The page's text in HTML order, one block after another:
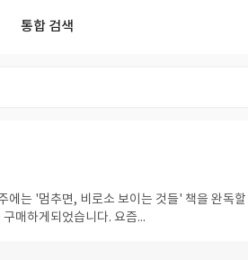
통합 검색
는 '멈추면, 비로소 보이는 것들' 책을 완독
매하게되었습니다. 요즘...